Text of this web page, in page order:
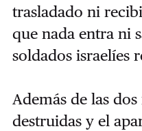
trasladado ni
que nada entra ni
soldados israelíes
Además de las
destruidas y el